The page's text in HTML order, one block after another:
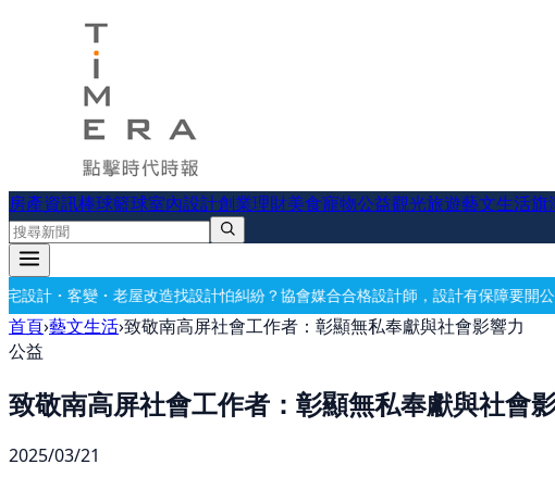
房產資訊棒球籃球室內設計創業理財美食寵物公益觀光旅遊藝文生活旗
老屋改造找設計怕糾紛？協會媒合合格設計師，設計有保障要開公司？借址登記
首頁›藝文生活›致敬南高屏社會工作者：彰顯無私奉獻與社會影響力
公益
致敬南高屏社會工作者：彰顯無私奉獻與社會
2025/03/21